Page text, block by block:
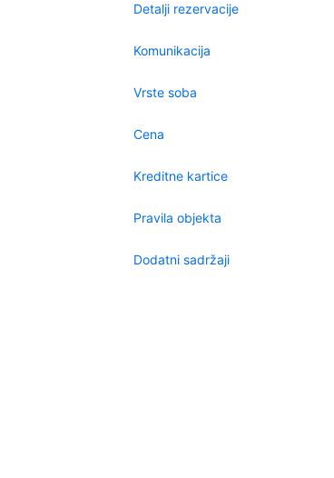
Detalji rezervacije
Komunikacija
Vrste soba
Cena
Kreditne kartice
Pravila objekta
Dodatni sadržaji